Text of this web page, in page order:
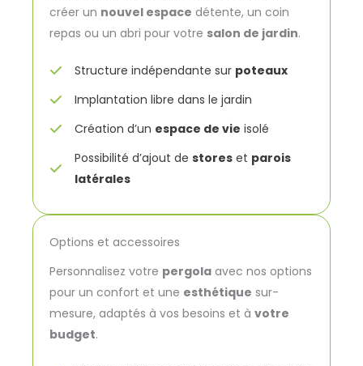
créer un nouvel espace détente, un coin
repas ou un abri pour votre salon de jardin.
Structure indépendante sur poteaux
Implantation libre dans le jardin
Création d’un espace de vie isolé
Possibilité d’ajout de stores et parois
latérales
Options et accessoires
Personnalisez votre pergola avec nos options
pour un confort et une esthétique sur-
mesure, adaptés à vos besoins et à votre
budget.